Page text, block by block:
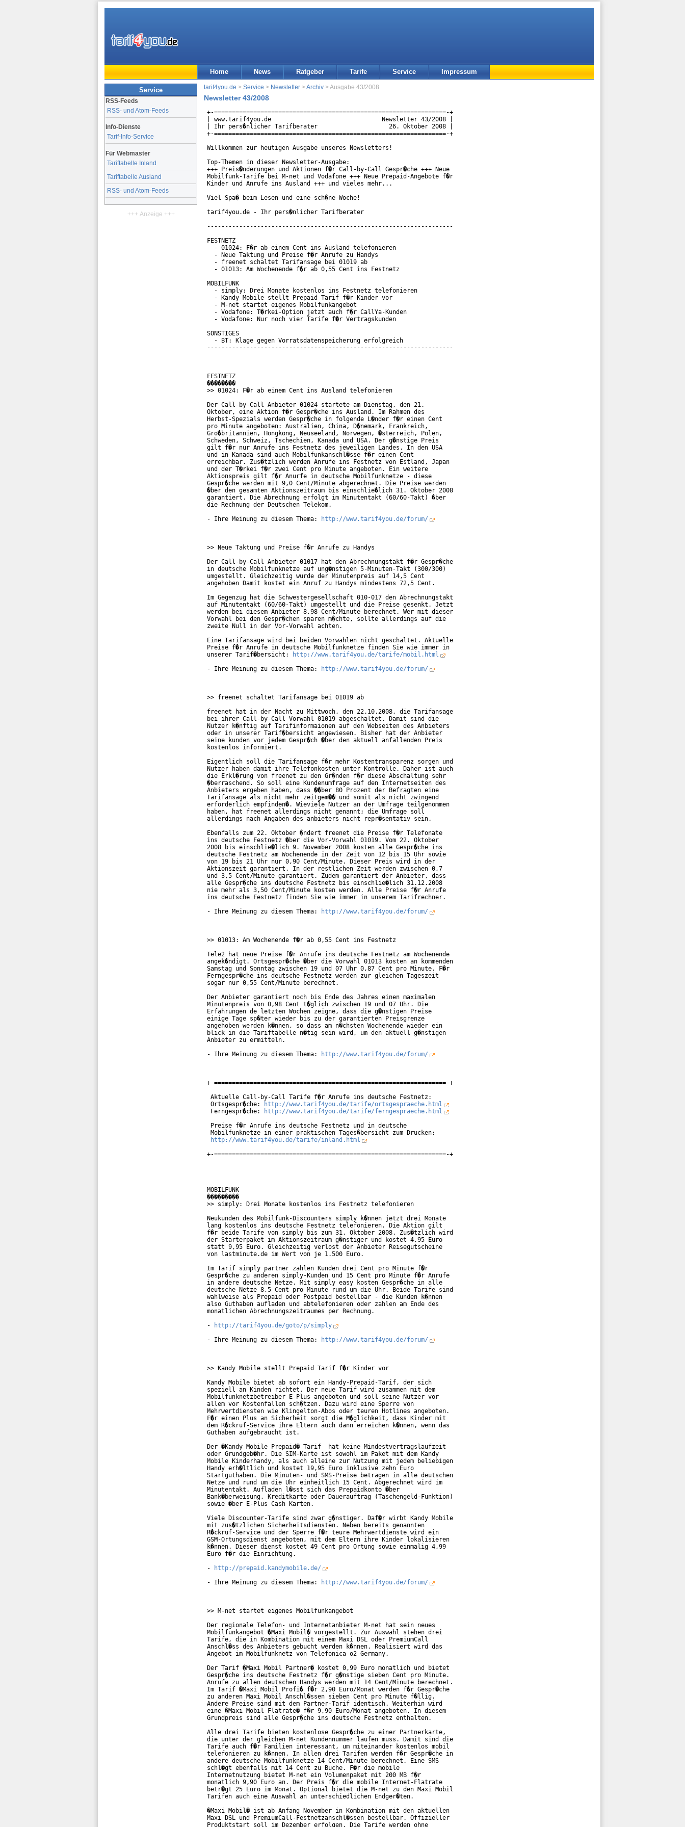
Home News Ratgeber Tarife Service Impressum
Service
RSS-Feeds
RSS- und Atom-Feeds
Info-Dienste
Tarif-Info-Service
Für Webmaster
Tariftabelle Inland
Tariftabelle Ausland
RSS- und Atom-Feeds
+++ Anzeige +++
tarif4you.de > Service > Newsletter > Archiv > Ausgabe 43/2008
Newsletter 43/2008
+-=================================================================-+
| www.tarif4you.de                               Newsletter 43/2008 |
| Ihr pers�nlicher Tarifberater                    26. Oktober 2008 |
+-=================================================================-+
Willkommen zur heutigen Ausgabe unseres Newsletters!
Top-Themen in dieser Newsletter-Ausgabe:
+++ Preis�nderungen und Aktionen f�r Call-by-Call Gespr�che +++ Neue
Mobilfunk-Tarife bei M-net und Vodafone +++ Neue Prepaid-Angebote f�r
Kinder und Anrufe ins Ausland +++ und vieles mehr...
Viel Spa� beim Lesen und eine sch�ne Woche!
tarif4you.de - Ihr pers�nlicher Tarifberater
---------------------------------------------------------------------
FESTNETZ
  - 01024: F�r ab einem Cent ins Ausland telefonieren
  - Neue Taktung und Preise f�r Anrufe zu Handys
  - freenet schaltet Tarifansage bei 01019 ab
  - 01013: Am Wochenende f�r ab 0,55 Cent ins Festnetz
MOBILFUNK
  - simply: Drei Monate kostenlos ins Festnetz telefonieren
  - Kandy Mobile stellt Prepaid Tarif f�r Kinder vor
  - M-net startet eigenes Mobilfunkangebot
  - Vodafone: T�rkei-Option jetzt auch f�r CallYa-Kunden
  - Vodafone: Nur noch vier Tarife f�r Vertragskunden
SONSTIGES
  - BT: Klage gegen Vorratsdatenspeicherung erfolgreich
---------------------------------------------------------------------
FESTNETZ
��������
>> 01024: F�r ab einem Cent ins Ausland telefonieren
Der Call-by-Call Anbieter 01024 startete am Dienstag, den 21.
Oktober, eine Aktion f�r Gespr�che ins Ausland. Im Rahmen des
Herbst-Spezials werden Gespr�che in folgende L�nder f�r einen Cent
pro Minute angeboten: Australien, China, D�nemark, Frankreich,
Gro�britannien, Hongkong, Neuseeland, Norwegen, �sterreich, Polen,
Schweden, Schweiz, Tschechien, Kanada und USA. Der g�nstige Preis
gilt f�r nur Anrufe ins Festnetz des jeweiligen Landes. In den USA
und in Kanada sind auch Mobilfunkanschl�sse f�r einen Cent
erreichbar. Zus�tzlich werden Anrufe ins Festnetz von Estland, Japan
und der T�rkei f�r zwei Cent pro Minute angeboten. Ein weitere
Aktionspreis gilt f�r Anurfe in deutsche Mobilfunknetze - diese
Gespr�che werden mit 9,0 Cent/Minute abgerechnet. Die Preise werden
�ber den gesamten Aktionszeitraum bis einschlie�lich 31. Oktober 2008
garantiert. Die Abrechnung erfolgt im Minutentakt (60/60-Takt) �ber
die Rechnung der Deutschen Telekom.
- Ihre Meinung zu diesem Thema:
http://www.tarif4you.de/forum/
>> Neue Taktung und Preise f�r Anrufe zu Handys
Der Call-by-Call Anbieter 01017 hat den Abrechnungstakt f�r Gespr�che
in deutsche Mobilfunknetze auf ung�nstigen 5-Minuten-Takt (300/300)
umgestellt. Gleichzeitig wurde der Minutenpreis auf 14,5 Cent
angehoben Damit kostet ein Anruf zu Handys mindestens 72,5 Cent.
Im Gegenzug hat die Schwestergesellschaft 010-017 den Abrechnungstakt
auf Minutentakt (60/60-Takt) umgestellt und die Preise gesenkt. Jetzt
werden bei diesem Anbieter 8,98 Cent/Minute berechnet. Wer mit dieser
Vorwahl bei den Gespr�chen sparen m�chte, sollte allerdings auf die
zweite Null in der Vor-Vorwahl achten.
Eine Tarifansage wird bei beiden Vorwahlen nicht geschaltet. Aktuelle
Preise f�r Anrufe in deutsche Mobilfunknetze finden Sie wie immer in
unserer Tarif�bersicht:
http://www.tarif4you.de/tarife/mobil.html
- Ihre Meinung zu diesem Thema:
http://www.tarif4you.de/forum/
>> freenet schaltet Tarifansage bei 01019 ab
freenet hat in der Nacht zu Mittwoch, den 22.10.2008, die Tarifansage
bei ihrer Call-by-Call Vorwahl 01019 abgeschaltet. Damit sind die
Nutzer k�nftig auf Tarifinformaionen auf den Webseiten des Anbieters
oder in unserer Tarif�bersicht angewiesen. Bisher hat der Anbieter
seine kunden vor jedem Gespr�ch �ber den aktuell anfallenden Preis
kostenlos informiert.
Eigentlich soll die Tarifansage f�r mehr Kostentransparenz sorgen und
Nutzer haben damit ihre Telefonkosten unter Kontrolle. Daher ist auch
die Erkl�rung von freenet zu den Gr�nden f�r diese Abschaltung sehr
�berraschend. So soll eine Kundenumfrage auf den Internetseiten des
Anbieters ergeben haben, dass ��ber 80 Prozent der Befragten eine
Tarifansage als nicht mehr zeitgem�� und somit als nicht zwingend
erforderlich empfinden�. Wieviele Nutzer an der Umfrage teilgenommen
haben, hat freenet allerdings nicht genannt; die Umfrage soll
allerdings nach Angaben des anbieters nicht repr�sentativ sein.
Ebenfalls zum 22. Oktober �ndert freenet die Preise f�r Telefonate
ins deutsche Festnetz �ber die Vor-Vorwahl 01019. Vom 22. Oktober
2008 bis einschlie�lich 9. November 2008 kosten alle Gespr�che ins
deutsche Festnetz am Wochenende in der Zeit von 12 bis 15 Uhr sowie
von 19 bis 21 Uhr nur 0,90 Cent/Minute. Dieser Preis wird in der
Aktionszeit garantiert. In der restlichen Zeit werden zwischen 0,7
und 3,5 Cent/Minute garantiert. Zudem garantiert der Anbieter, dass
alle Gespr�che ins deutsche Festnetz bis einschlie�lich 31.12.2008
nie mehr als 3,50 Cent/Minute kosten werden. Alle Preise f�r Anrufe
ins deutsche Festnetz finden Sie wie immer in unserem Tarifrechner.
- Ihre Meinung zu diesem Thema:
http://www.tarif4you.de/forum/
>> 01013: Am Wochenende f�r ab 0,55 Cent ins Festnetz
Tele2 hat neue Preise f�r Anrufe ins deutsche Festnetz am Wochenende
angek�ndigt. Ortsgespr�che �ber die Vorwahl 01013 kosten an kommenden
Samstag und Sonntag zwischen 19 und 07 Uhr 0,87 Cent pro Minute. F�r
Ferngespr�che ins deutsche Festnetz werden zur gleichen Tageszeit
sogar nur 0,55 Cent/Minute berechnet.
Der Anbieter garantiert noch bis Ende des Jahres einen maximalen
Minutenpreis von 0,98 Cent t�glich zwischen 19 und 07 Uhr. Die
Erfahrungen de letzten Wochen zeigne, dass die g�nstigen Preise
einige Tage sp�ter wieder bis zu der garantierten Preisgrenze
angehoben werden k�nnen, so dass am n�chsten Wochenende wieder ein
blick in die Tariftabelle n�tig sein wird, um den aktuell g�nstigen
Anbieter zu ermitteln.
- Ihre Meinung zu diesem Thema:
http://www.tarif4you.de/forum/
+-=================================================================-+
Aktuelle Call-by-Call Tarife f�r Anrufe ins deutsche Festnetz:
Ortsgespr�che:
http://www.tarif4you.de/tarife/ortsgespraeche.html
Ferngespr�che:
http://www.tarif4you.de/tarife/ferngespraeche.html
Preise f�r Anrufe ins deutsche Festnetz und in deutsche
Mobilfunknetze in einer praktischen Tages�bersicht zum Drucken:
http://www.tarif4you.de/tarife/inland.html
+-=================================================================-+
MOBILFUNK
���������
>> simply: Drei Monate kostenlos ins Festnetz telefonieren
Neukunden des Mobilfunk-Discounters simply k�nnen jetzt drei Monate
lang kostenlos ins deutsche Festnetz telefonieren. Die Aktion gilt
f�r beide Tarife von simply bis zum 31. Oktober 2008. Zus�tzlich wird
der Starterpaket im Aktionszeitraum g�nstiger und kostet 4,95 Euro
statt 9,95 Euro. Gleichzeitig verlost der Anbieter Reisegutscheine
von lastminute.de im Wert von je 1.500 Euro.
Im Tarif simply partner zahlen Kunden drei Cent pro Minute f�r
Gespr�che zu anderen simply-Kunden und 15 Cent pro Minute f�r Anrufe
in andere deutsche Netze. Mit simply easy kosten Gespr�che in alle
deutsche Netze 8,5 Cent pro Minute rund um die Uhr. Beide Tarife sind
wahlweise als Prepaid oder Postpaid bestellbar - die Kunden k�nnen
also Guthaben aufladen und abtelefonieren oder zahlen am Ende des
monatlichen Abrechnungszeitraumes per Rechnung.
-
http://tarif4you.de/goto/p/simply
- Ihre Meinung zu diesem Thema:
http://www.tarif4you.de/forum/
>> Kandy Mobile stellt Prepaid Tarif f�r Kinder vor
Kandy Mobile bietet ab sofort ein Handy-Prepaid-Tarif, der sich
speziell an Kinden richtet. Der neue Tarif wird zusammen mit dem
Mobilfunknetzbetreiber E-Plus angeboten und soll seine Nutzer vor
allem vor Kostenfallen sch�tzen. Dazu wird eine Sperre von
Mehrwertdiensten wie Klingelton-Abos oder teuren Hotlines angeboten.
F�r einen Plus an Sicherheit sorgt die M�glichkeit, dass Kinder mit
dem R�ckruf-Service ihre Eltern auch dann erreichen k�nnen, wenn das
Guthaben aufgebraucht ist.
Der �Kandy Mobile Prepaid� Tarif  hat keine Mindestvertragslaufzeit
oder Grundgeb�hr. Die SIM-Karte ist sowohl im Paket mit dem Kandy
Mobile Kinderhandy, als auch alleine zur Nutzung mit jedem beliebigen
Handy erh�ltlich und kostet 19,95 Euro inklusive zehn Euro
Startguthaben. Die Minuten- und SMS-Preise betragen in alle deutschen
Netze und rund um die Uhr einheitlich 15 Cent. Abgerechnet wird im
Minutentakt. Aufladen l�sst sich das Prepaidkonto �ber
Bank�berweisung, Kreditkarte oder Dauerauftrag (Taschengeld-Funktion)
sowie �ber E-Plus Cash Karten.
Viele Discounter-Tarife sind zwar g�nstiger. Daf�r wirbt Kandy Mobile
mit zus�tzlichen Sicherheitsdiensten. Neben bereits genannten
R�ckruf-Service und der Sperre f�r teure Mehrwertdienste wird ein
GSM-Ortungsdienst angeboten, mit dem Eltern ihre Kinder lokalisieren
k�nnen. Dieser dienst kostet 49 Cent pro Ortung sowie einmalig 4,99
Euro f�r die Einrichtung.
-
http://prepaid.kandymobile.de/
- Ihre Meinung zu diesem Thema:
http://www.tarif4you.de/forum/
>> M-net startet eigenes Mobilfunkangebot
Der regionale Telefon- und Internetanbieter M-net hat sein neues
Mobilfunkangebot �Maxi Mobil� vorgestellt. Zur Auswahl stehen drei
Tarife, die in Kombination mit einem Maxi DSL oder PremiumCall
Anschl�ss des Anbieters gebucht werden k�nnen. Realisiert wird das
Angebot im Mobilfunknetz von Telefonica o2 Germany.
Der Tarif �Maxi Mobil Partner� kostet 0,99 Euro monatlich und bietet
Gespr�che ins deutsche Festnetz f�r g�nstige sieben Cent pro Minute.
Anrufe zu allen deutschen Handys werden mit 14 Cent/Minute berechnet.
Im Tarif �Maxi Mobil Profi� f�r 2,90 Euro/Monat werden f�r Gespr�che
zu anderen Maxi Mobil Anschl�ssen sieben Cent pro Minute f�llig.
Andere Preise sind mit dem Partner-Tarif identisch. Weiterhin wird
eine �Maxi Mobil Flatrate� f�r 9,90 Euro/Monat angeboten. In diesem
Grundpreis sind alle Gespr�che ins deutsche Festnetz enthalten.
Alle drei Tarife bieten kostenlose Gespr�che zu einer Partnerkarte,
die unter der gleichen M-net Kundennummer laufen muss. Damit sind die
Tarife auch f�r Familien interessant, um miteinander kostenlos mobil
telefonieren zu k�nnen. In allen drei Tarifen werden f�r Gespr�che in
andere deutsche Mobilfunknetze 14 Cent/Minute berechnet. Eine SMS
schl�gt ebenfalls mit 14 Cent zu Buche. F�r die mobile
Internetnutzung bietet M-net ein Volumenpaket mit 200 MB f�r
monatlich 9,90 Euro an. Der Preis f�r die mobile Internet-Flatrate
betr�gt 25 Euro im Monat. Optional bietet die M-net zu den Maxi Mobil
Tarifen auch eine Auswahl an unterschiedlichen Endger�ten.
�Maxi Mobil� ist ab Anfang November in Kombination mit den aktuellen
Maxi DSL und PremiumCall-Festnetzanschl�ssen bestellbar. Offizieller
Produktstart soll im Dezember erfolgen. Die Tarife werden ohne